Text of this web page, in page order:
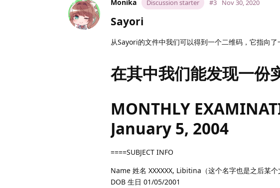
Monika Discussion starter #3 Nov 30, 2020
Sayori
从Sayori的文件中我们可以得到一个二维码，它指
在其中我们能发现一份
MONTHLY
January 5, 2004
====SUBJECT INFO
Name 姓名 XXXXXX, Libitina（这个名字也是之后某个
DOB 生日 01/05/2001